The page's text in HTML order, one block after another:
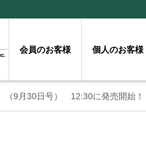
会員のお客様 個人のお客様
9月30日号） 12:30に発売開始！